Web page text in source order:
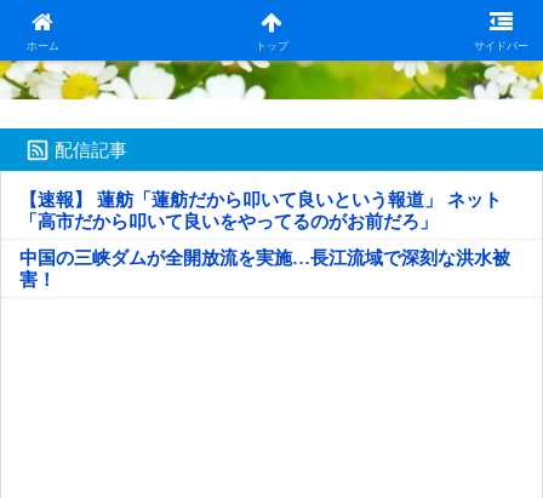
ホーム トップ サイドバー
日本第一！ニュース録
配信記事
【速報】 蓮舫「蓮舫だから叩いて良いという報道」 ネット
「高市だから叩いて良いをやってるのがお前だろ」
中国の三峡ダムが全開放流を実施…長江流域で深刻な洪水被
害！